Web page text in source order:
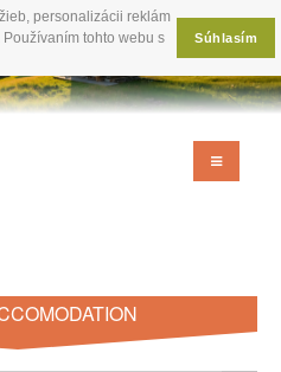
personalizácii reklám
tohto webu s
Súhlasím